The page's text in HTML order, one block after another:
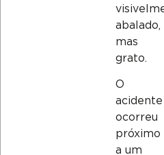
abalado,
mas
grato.
O
acidente
ocorreu
próximo
a um